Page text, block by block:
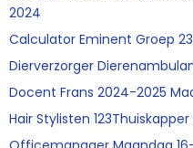
2024
Calculator Eminent Groep
Dierverzorger
Docent Frans 2024-2025
Hair Stylisten